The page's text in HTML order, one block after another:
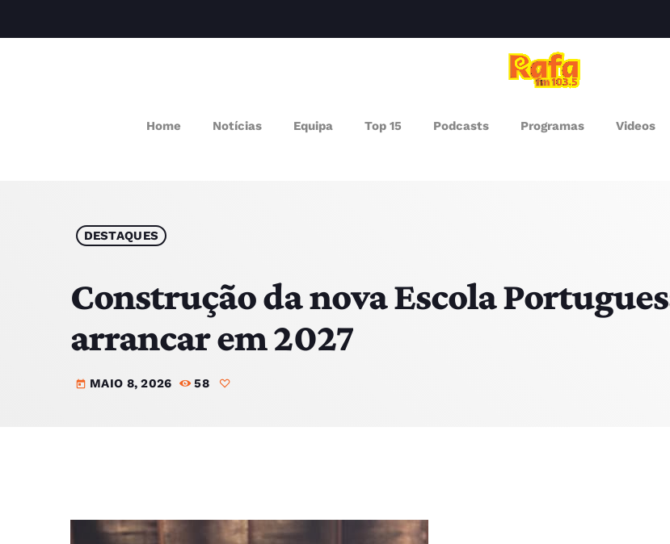
Home Notícias Equipa Top 15 Podcasts Programas Videos
DESTAQUES
Construção da nova Escola
arrancar em 2027
today MAIO 8, 2026 58